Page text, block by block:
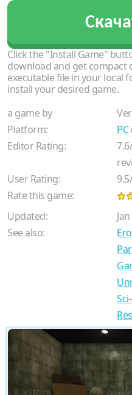
Click the "Install Game"
download and get compact
executable file in your local
install your desired game.
a game by
Platform:
PC
Editor Rating:
7.6/
User Rating:
9.5/
Rate this game:
Updated:
See also: